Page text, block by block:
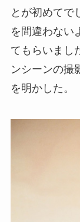
とが初めてで
を間違わない
てもらいまし
ンシーンの撮
を明かした。